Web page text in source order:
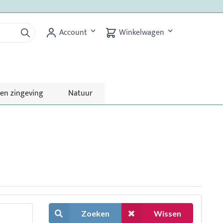
Account Winkelwagen
zingeving Natuur
Zoeken Wissen